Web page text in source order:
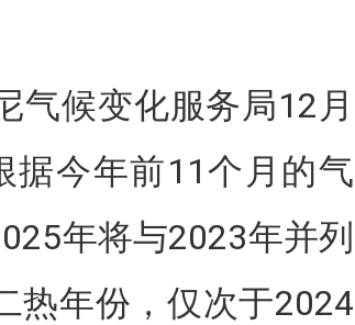
气候变化服务局12月
据今年前11个月的气
年将与2023年并列
热年份，仅次于2024